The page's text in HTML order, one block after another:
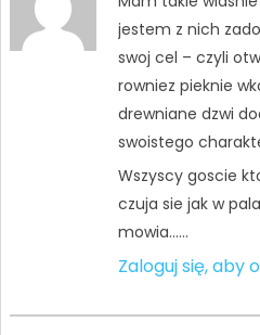
jestem z nich
swoj cel – czyli
rowniez pieknie
drewniane dzwi
swoistego
Wszyscy goscie
czuja sie jak w
mowia……
Zaloguj się, aby